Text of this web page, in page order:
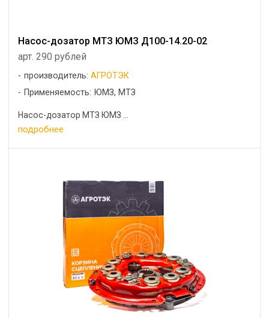
Насос-дозатор МТЗ ЮМЗ Д100-14.20-02
арт. 290 рублей
производитель:АГРОТЭК
Применяемость: ЮМЗ, МТЗ
Насос-дозатор МТЗ ЮМЗ ...
подробнее